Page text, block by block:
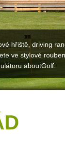
hřiště, driving
ve stylové
aboutGolf.